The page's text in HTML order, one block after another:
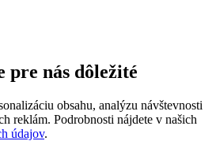
pre nás dôležité
obsahu, analýzu návštevnosti
reklám. Podrobnosti nájdete v našich
údajov.